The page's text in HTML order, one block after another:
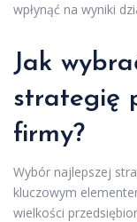
wpłynąć na wyniki
Jak
strategię
firmy?
Wybór najlepszej
kluczowym
wielkości